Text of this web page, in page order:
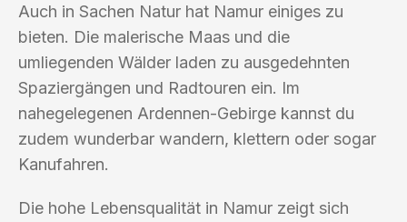
Auch in Sachen Natur hat Namur einiges zu
bieten. Die malerische Maas und die
umliegenden Wälder laden zu ausgedehnten
Spaziergängen und Radtouren ein. Im
nahegelegenen Ardennen-Gebirge kannst du
zudem wunderbar wandern, klettern oder sogar
Kanufahren.
Die hohe Lebensqualität in Namur zeigt sich